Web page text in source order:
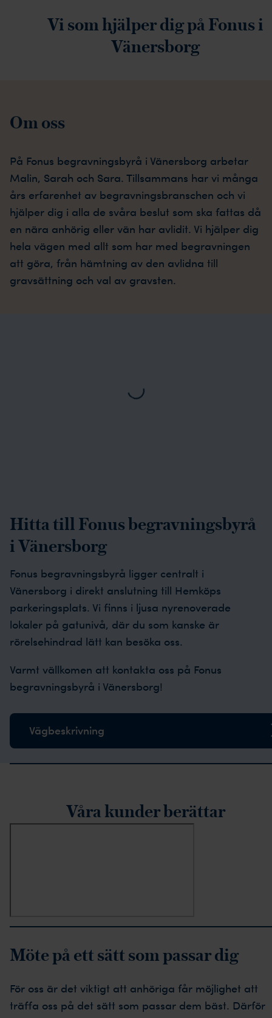
Vi som hjälper dig på Fonus i
Vänersborg
Om oss
På Fonus begravningsbyrå i Vänersborg arbetar
Malin, Sarah och Sara. Tillsammans har vi många
års erfarenhet av begravningsbranschen och vi
hjälper dig i alla de svåra beslut som ska fattas då
en nära anhörig eller vän har avlidit. Vi hjälper dig
hela vägen med allt som har med begravningen
att göra, från hämtning av den avlidna till
gravsättning och val av gravsten.
Loading...
Hitta till Fonus begravningsbyrå
i Vänersborg
Fonus begravningsbyrå ligger centralt i
Vänersborg i direkt anslutning till Hemköps
parkeringsplats. Vi finns i ljusa nyrenoverade
lokaler på gatunivå, där du som kanske är
rörelsehindrad lätt kan besöka oss.
Varmt vällkomen att kontakta oss på Fonus
begravningsbyrå i Vänersborg!
Vägbeskrivning
recensioner
Våra kunder berättar
Möte på ett sätt som passar dig
För oss är det viktigt att anhöriga får möjlighet att
träffa oss på det sätt som passar dem bäst. Därför